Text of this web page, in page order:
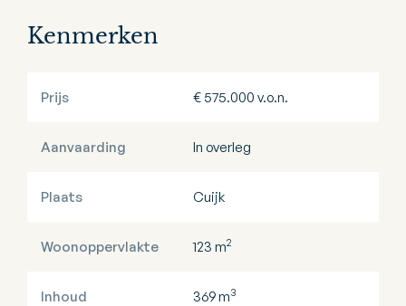
Kenmerken
Prijs € 575.000 v.o.n.
Aanvaarding In overleg
Plaats Cuijk
Woonoppervlakte 123 m2
Inhoud 369 m3